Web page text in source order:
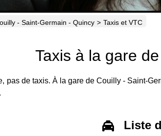
- Saint-Germain - Quincy > Taxis et VTC
Taxis à la gare
pas de taxis. À la gare de Couilly - Saint-
Liste